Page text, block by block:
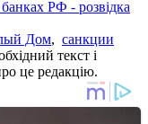
РФ - розвідка
Дом, санкции
текст і
це редакцію.